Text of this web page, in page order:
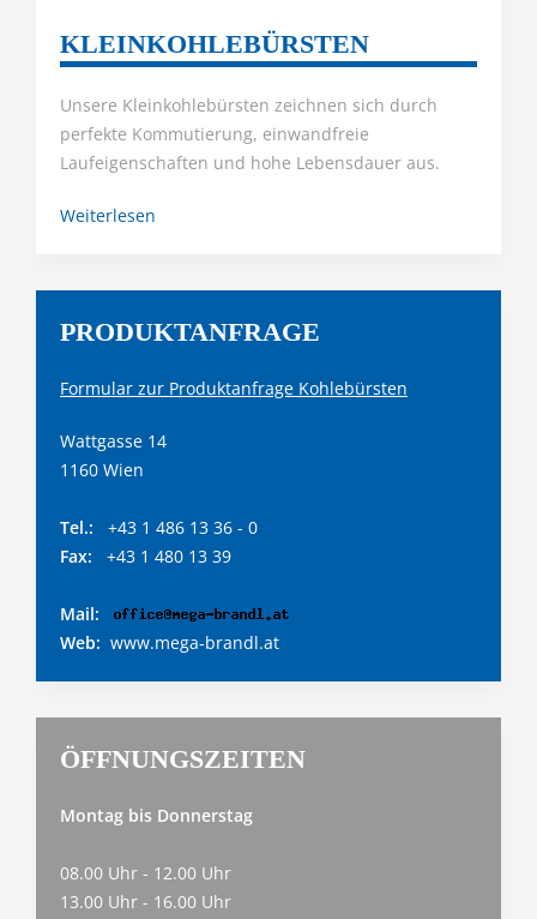
KLEINKOHLEBÜRSTEN
Unsere Kleinkohlebürsten zeichnen sich durch
perfekte Kommutierung, einwandfreie
Laufeigenschaften und hohe Lebensdauer aus.
Weiterlesen
PRODUKTANFRAGE
Formular zur Produktanfrage Kohlebürsten
Wattgasse 14
1160 Wien
Tel.:
+43 1 486 13 36 - 0
Fax:
+43 1 480 13 39
Mail:
Web: www.mega-brandl.at
ÖFFNUNGSZEITEN
Montag bis Donnerstag
08.00 Uhr - 12.00 Uhr
13.00 Uhr - 16.00 Uhr